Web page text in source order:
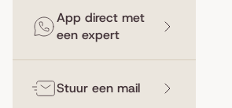
App direct met
een expert
Stuur een mail